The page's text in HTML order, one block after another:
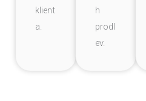
klient
a.
h
prodl
ev.